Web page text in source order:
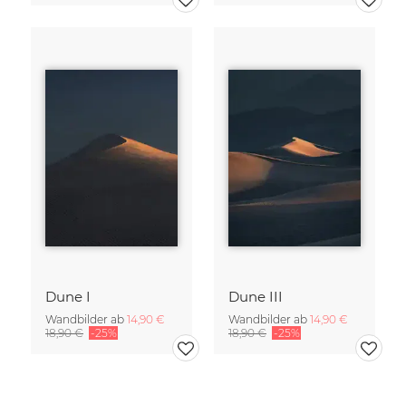
Dune I
Wandbilder ab 14,90 €
18,90 € -25%
Dune III
Wandbilder ab 14,90 €
18,90 € -25%